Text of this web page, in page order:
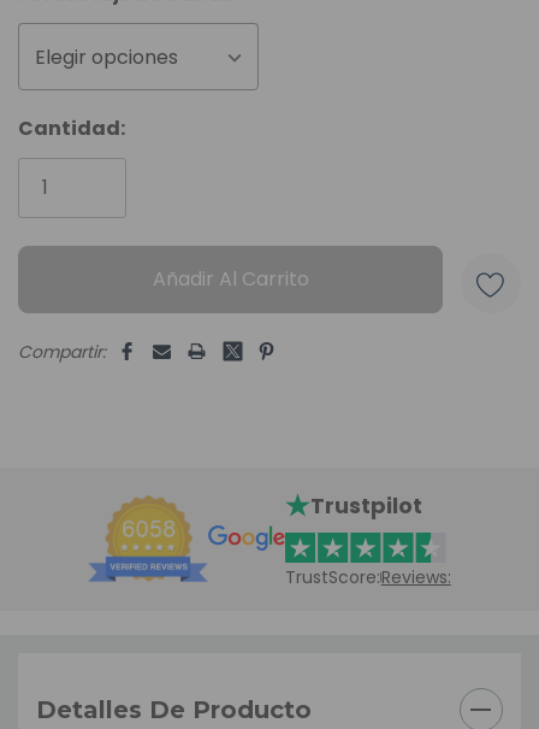
Elegir opciones
Cantidad:
disponibles:
Añadir Al Carrito
Compartir:
Trustpilot
TrustScore:Reviews:
Detalles De Producto